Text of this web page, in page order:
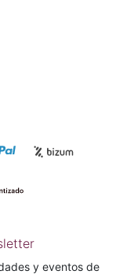
y eventos de